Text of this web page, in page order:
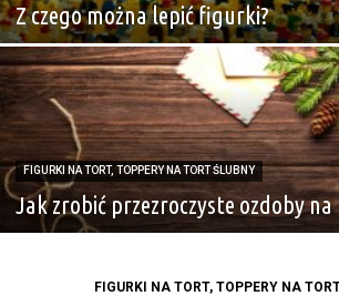
Z czego można lepić figurki?
FIGURKI NA TORT, TOPPERY NA TORT ŚLUBNY
Jak zrobić przezroczyste ozdoby
FIGURKI NA TORT, TOPPERY NA